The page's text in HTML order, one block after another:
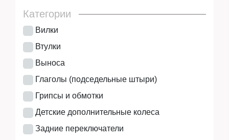
Аксессуары
Экипировка
Категории
Вилки
Втулки
Выноса
Глаголы (подседельные штыри)
Грипсы и обмотки
Детские дополнительные колеса
Задние переключатели